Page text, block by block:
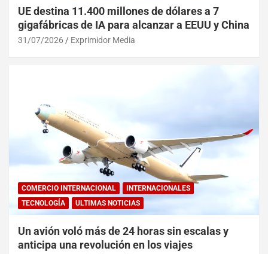
UE destina 11.400 millones de dólares a 7
gigafábricas de IA para alcanzar a EEUU y China
31/07/2026 Exprimidor Media
COMERCIO INTERNACIONAL
INTERNACIONALES
TECNOLOGÍA
ULTIMAS NOTICIAS
Un avión voló más de 24 horas sin escalas y
anticipa una revolución en los viajes